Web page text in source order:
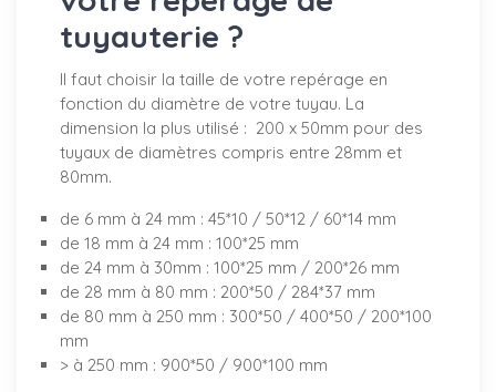
tuyauterie ?
Il faut choisir la taille de votre repérage en
fonction du diamètre de votre tuyau. La
dimension la plus utilisé : 200 x 50mm pour des
tuyaux de diamètres compris entre 28mm et
80mm.
de 6 mm à 24 mm : 45*10 / 50*12 / 60*14 mm
de 18 mm à 24 mm : 100*25 mm
de 24 mm à 30mm : 100*25 mm / 200*26 mm
de 28 mm à 80 mm : 200*50 / 284*37 mm
de 80 mm à 250 mm : 300*50 / 400*50 / 200*100
mm
> à 250 mm : 900*50 / 900*100 mm